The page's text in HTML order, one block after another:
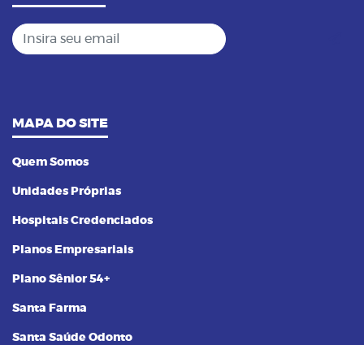
Insira seu email
MAPA DO SITE
Quem Somos
Unidades Próprias
Hospitais Credenciados
Planos Empresariais
Plano Sênior 54+
Santa Farma
Santa Saúde Odonto